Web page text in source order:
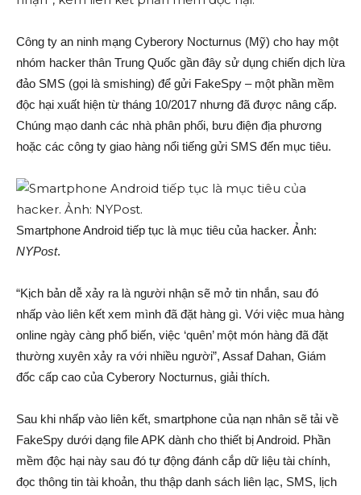
Công ty an ninh mạng Cyberory Nocturnus (Mỹ) cho hay một
nhóm hacker thân Trung Quốc gần đây sử dụng chiến dịch lừa
đảo SMS (gọi là smishing) để gửi FakeSpy – một phần mềm
độc hại xuất hiện từ tháng 10/2017 nhưng đã được nâng cấp.
Chúng mạo danh các nhà phân phối, bưu điện địa phương
hoặc các công ty giao hàng nổi tiếng gửi SMS đến mục tiêu.
Smartphone Android tiếp tục là mục tiêu của hacker. Ảnh:
NYPost.
“Kịch bản dễ xảy ra là người nhận sẽ mở tin nhắn, sau đó
nhấp vào liên kết xem mình đã đặt hàng gì. Với việc mua hàng
online ngày càng phổ biến, việc ‘quên’ một món hàng đã đặt
thường xuyên xảy ra với nhiều người”, Assaf Dahan, Giám
đốc cấp cao của Cyberory Nocturnus, giải thích.
Sau khi nhấp vào liên kết, smartphone của nạn nhân sẽ tải về
FakeSpy dưới dạng file APK dành cho thiết bị Android. Phần
mềm độc hại này sau đó tự động đánh cắp dữ liệu tài chính,
đọc thông tin tài khoản, thu thập danh sách liên lạc, SMS, lịch